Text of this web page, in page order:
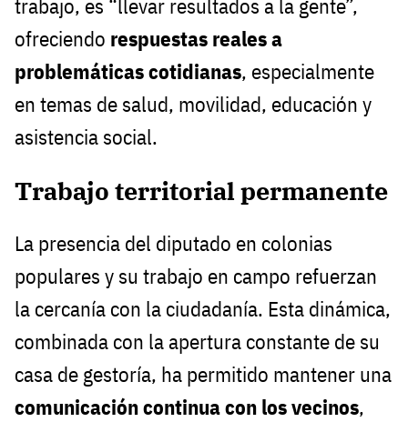
trabajo, es “llevar resultados a la gente”,
ofreciendo respuestas reales a
problemáticas cotidianas, especialmente
en temas de salud, movilidad, educación y
asistencia social.
Trabajo territorial permanente
La presencia del diputado en colonias
populares y su trabajo en campo refuerzan
la cercanía con la ciudadanía. Esta dinámica,
combinada con la apertura constante de su
casa de gestoría, ha permitido mantener una
comunicación continua con los vecinos,